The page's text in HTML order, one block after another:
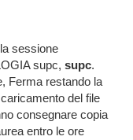
sessione
supc, supc.
Ferma restando la
del file
consegnare copia
entro le ore